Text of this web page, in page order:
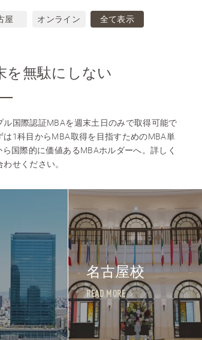
屋 オンライン 全て表示
を無駄にしない
国際認証MBAを週末土日のみで取得可能で
1科目からMBA取得を目指すためのMBA単
国際的に価値あるMBAホルダーへ。詳しく
せください。
名古屋校
READ MORE